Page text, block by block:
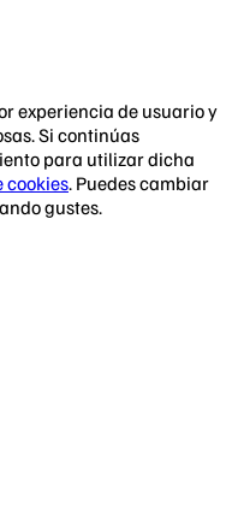
experiencia de usuario y
Si continúas
para utilizar dicha
cookies. Puedes cambiar
gustes.